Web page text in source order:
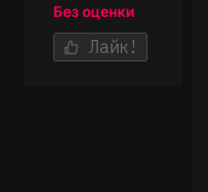
Без оценки
Лайк!